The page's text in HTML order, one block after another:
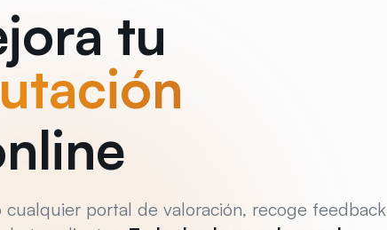
tu
cualquier portal de valoración, recoge feedback